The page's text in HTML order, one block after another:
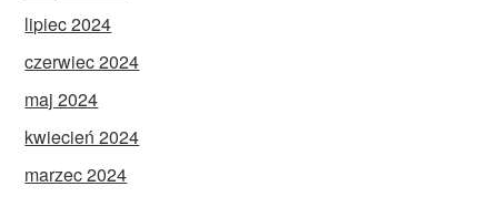
lipiec 2024
czerwiec 2024
maj 2024
kwiecień 2024
marzec 2024